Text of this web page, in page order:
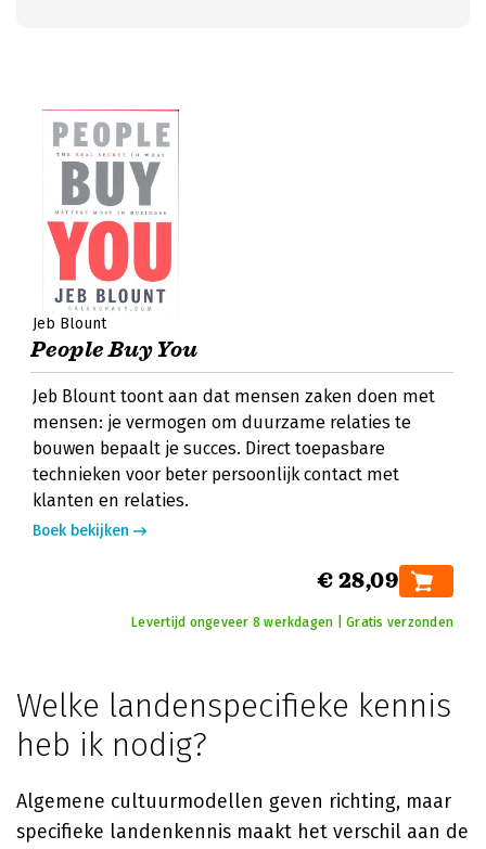
Jeb Blount
People Buy You
Jeb Blount toont aan dat mensen zaken doen met
mensen: je vermogen om duurzame relaties te
bouwen bepaalt je succes. Direct toepasbare
technieken voor beter persoonlijk contact met
klanten en relaties.
Boek bekijken
€ 28,09
Levertijd ongeveer 8 werkdagen | Gratis verzonden
Welke landenspecifieke kennis
heb ik nodig?
Algemene cultuurmodellen geven richting, maar
specifieke landenkennis maakt het verschil aan de